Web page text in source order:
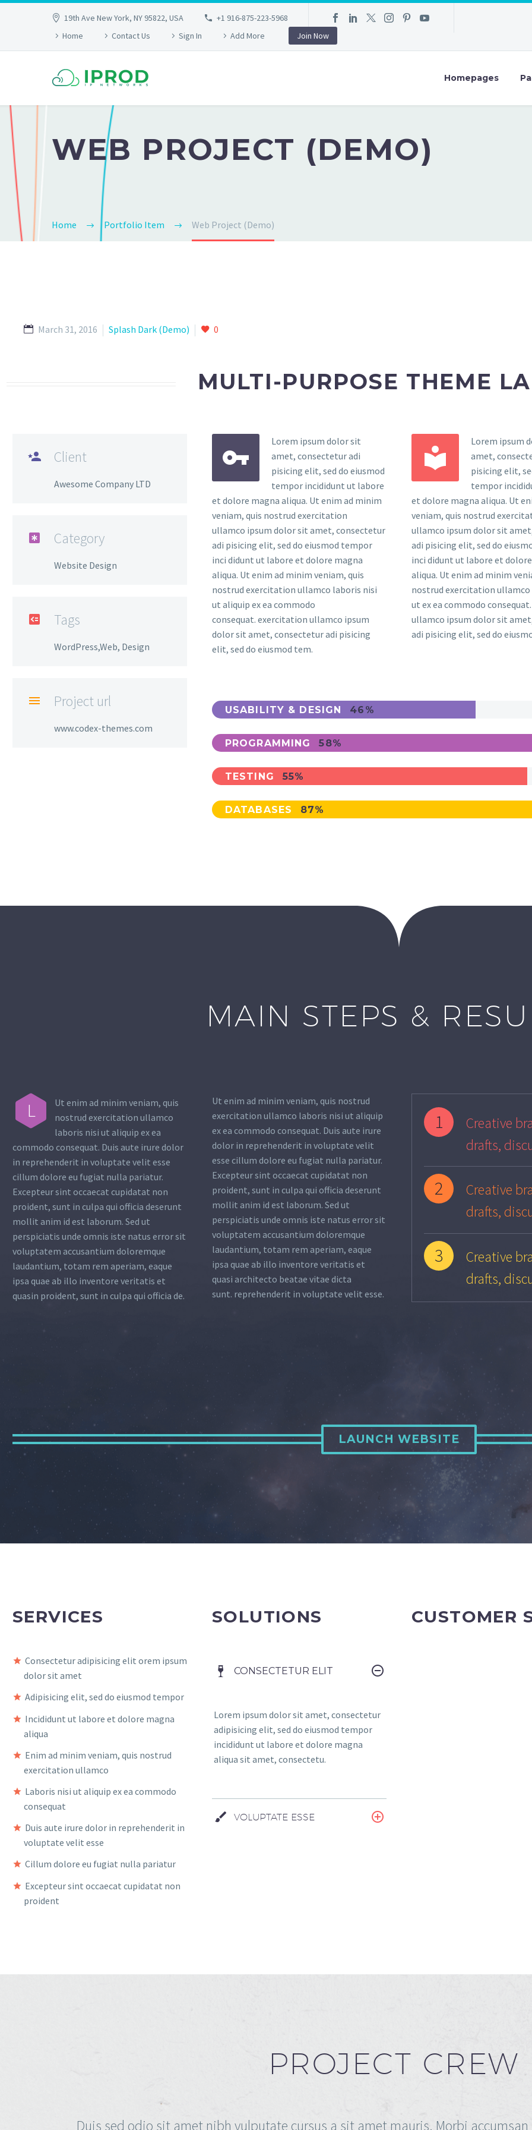
19th Ave New York, NY 95822, USA
+1 916-875-223-5968
Home
Contact Us Sign In Add More Join Now
Homepages
WEB PROJECT (DEMO)
Home Portfolio Item Web Project (Demo)
March 31, 2016 Splash Dark (Demo) 0
MULTI-PURPOSE THEME
 Client
Awesome Company LTD
 Category
Website Design
 Tags
WordPress,Web, Design
 Project url
www.codex-themes.com


Lorem ipsum dolor sit
amet, consectetur adi
pisicing elit, sed do eiusmod
tempor incididunt ut labore
et dolore magna aliqua. Ut enim ad minim
veniam, quis nostrud exercitation
ullamco ipsum dolor sit amet, consectetur
adi pisicing elit, sed do eiusmod tempor
inci didunt ut labore et dolore magna
aliqua. Ut enim ad minim veniam, quis
nostrud exercitation ullamco laboris nisi
ut aliquip ex ea commodo
consequat. exercitation ullamco ipsum
dolor sit amet, consectetur adi pisicing
elit, sed do eiusmod tem.


Lorem ipsum
amet,
pisicing elit,
tempor
et dolore magna aliqua. Ut
veniam, quis nostrud
ullamco ipsum dolor sit
adi pisicing elit, sed do
inci didunt ut labore et
aliqua. Ut enim ad minim
nostrud exercitation
ut ex ea commodo
ullamco ipsum dolor sit
adi pisicing elit, sed do
USABILITY & DESIGN 46%
PROGRAMMING 58%
TESTING 55%
DATABASES 87%
MAIN STEPS &
L
Ut enim ad minim veniam, quis
nostrud exercitation ullamco
laboris nisi ut aliquip ex ea
commodo consequat. Duis aute irure dolor
in reprehenderit in voluptate velit esse
cillum dolore eu fugiat nulla pariatur.
Excepteur sint occaecat cupidatat non
proident, sunt in culpa qui officia deserunt
mollit anim id est laborum. Sed ut
perspiciatis unde omnis iste natus error sit
voluptatem accusantium doloremque
laudantium, totam rem aperiam, eaque
ipsa quae ab illo inventore veritatis et
quasin proident, sunt in culpa qui officia de.
Ut enim ad minim veniam, quis nostrud
exercitation ullamco laboris nisi ut aliquip
ex ea commodo consequat. Duis aute irure
dolor in reprehenderit in voluptate velit
esse cillum dolore eu fugiat nulla pariatur.
Excepteur sint occaecat cupidatat non
proident, sunt in culpa qui officia deserunt
mollit anim id est laborum. Sed ut
perspiciatis unde omnis iste natus error sit
voluptatem accusantium doloremque
laudantium, totam rem aperiam, eaque
ipsa quae ab illo inventore veritatis et
quasi architecto beatae vitae dicta
sunt. reprehenderit in voluptate velit esse.
1
Creative
drafts,
2
Creative
drafts,
3
Creative
drafts,
LAUNCH WEBSITE
SERVICES
Consectetur adipisicing elit orem ipsum
dolor sit amet
Adipisicing elit, sed do eiusmod tempor
Incididunt ut labore et dolore magna
aliqua
Enim ad minim veniam, quis nostrud
exercitation ullamco
Laboris nisi ut aliquip ex ea commodo
consequat
Duis aute irure dolor in reprehenderit in
voluptate velit esse
Cillum dolore eu fugiat nulla pariatur
Excepteur sint occaecat cupidatat non
proident
SOLUTIONS
CONSECTETUR ELIT
Lorem ipsum dolor sit amet, consectetur
adipisicing elit, sed do eiusmod tempor
incididunt ut labore et dolore magna
aliqua sit amet, consectetu.
VOLUPTATE ESSE
CUSTOMER
PROJECT CREW
Duis sed odio sit amet nibh vulputate cursus a sit amet mauris. Morbi